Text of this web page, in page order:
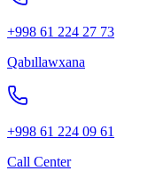
+998 61 224 27 73
Qabıllawxana
+998 61 224 09 61
Call Center